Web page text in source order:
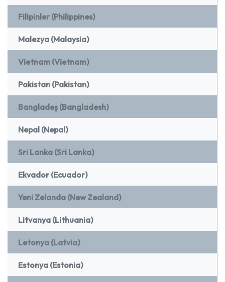
Filipinler (Philippines)
Malezya (Malaysia)
Vietnam (Vietnam)
Pakistan (Pakistan)
Bangladeş (Bangladesh)
Nepal (Nepal)
Sri Lanka (Sri Lanka)
Ekvador (Ecuador)
Yeni Zelanda (New Zealand)
Litvanya (Lithuania)
Letonya (Latvia)
Estonya (Estonia)